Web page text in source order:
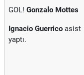
GOL! Gonzalo Mottes
Ignacio Guerrico asist
yaptı.